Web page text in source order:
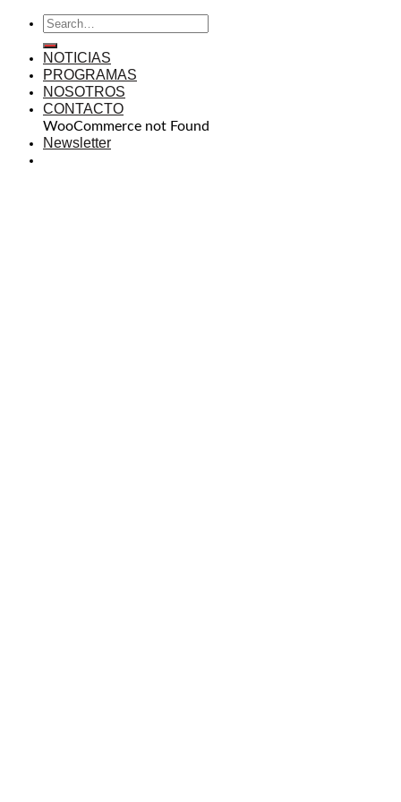
NOTICIAS
PROGRAMAS
NOSOTROS
CONTACTO
WooCommerce not Found
Newsletter